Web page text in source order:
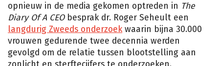
opnieuw in de media gekomen optreden in The
Diary Of A CEObesprak dr. Roger Seheult een
langdurig Zweeds onderzoekwaarin bijna 30.000
vrouwen gedurende twee decennia werden
gevolgd om de relatie tussen blootstelling aan